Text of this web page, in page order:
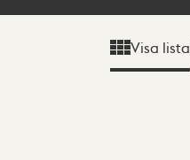
Visa lista